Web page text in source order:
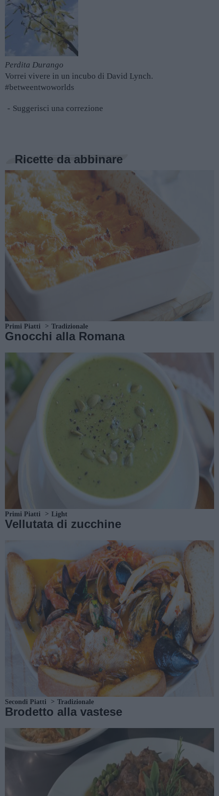
Perdita Durango
Vorrei vivere in un incubo di David Lynch.
#betweentwoworlds
Suggerisci una correzione
Ricette da abbinare
Primi Piatti Tradizionale
Gnocchi alla Romana
Primi Piatti Light
Vellutata di zucchine
Secondi Piatti Tradizionale
Brodetto alla vastese